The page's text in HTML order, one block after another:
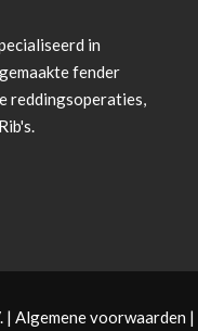
in
fender
reddingsoperaties,
| Algemene voorwaarden |